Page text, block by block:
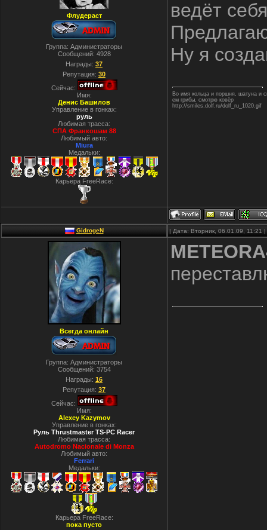
Флудераст
Группа: Администраторы
Сообщений: 4928
Награды: 37
Репутация: 30
Сейчас:
Имя:
Денис Башилов
Управление в гонках:
руль
Любимая трасса:
СПА Франкошам 88
Любимый авто:
Miura
Медальки:
Карьера FreeRace:
ведёт
Ну я
Во имя кольца и поршня, шатуна и
ем грибы, смотрю ковёр
http://smiles.dolf.ru/dolf_ru_1020.gif
GidrogeN | Дата: Вторник, 06.01.09,
Всегда онлайн
Группа: Администраторы
Сообщений: 3754
Награды: 16
Репутация: 37
Сейчас:
Имя:
Alexey Kazymov
Управление в гонках:
Руль Thrustmaster TS-PC Racer
Любимая трасса:
Autodromo Nacionale di Monza
Любимый авто:
Ferrari
Медальки:
Карьера FreeRace:
пока пусто